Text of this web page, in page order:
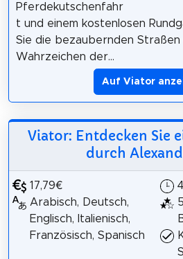
Pferdekutschenfahr
t und einem kostenlosen
Sie die bezaubernden
Wahrzeichen der...
Auf Viator
Viator: Entdecken Sie
durch
17,79€
Arabisch, Deutsch,
Englisch, Italienisch,
Französisch, Spanisch